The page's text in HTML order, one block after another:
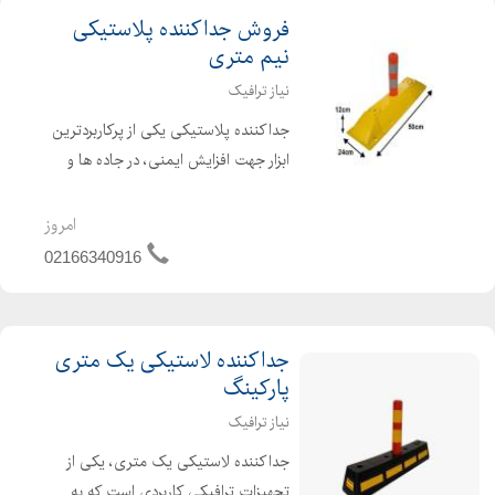
فروش جداکننده پلاستیکی
نیم متری
نیاز ترافیک
جداکننده پلاستیکی یکی از پرکاربردترین
ابزار جهت افزایش ایمنی، در جاده ها و
کیفیت و استحکام بالایی دارد که جهت
جداسازی و تعیین مسیر تردد اتومبیل ها
امروز
02166340916
جداکننده لاستیکی یک متری
پارکینگ
نیاز ترافیک
جداکننده لاستیکی یک متری، یکی از